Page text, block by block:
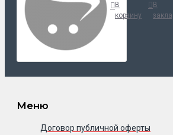
В
корзину
В
Меню
Договор публичной оферты